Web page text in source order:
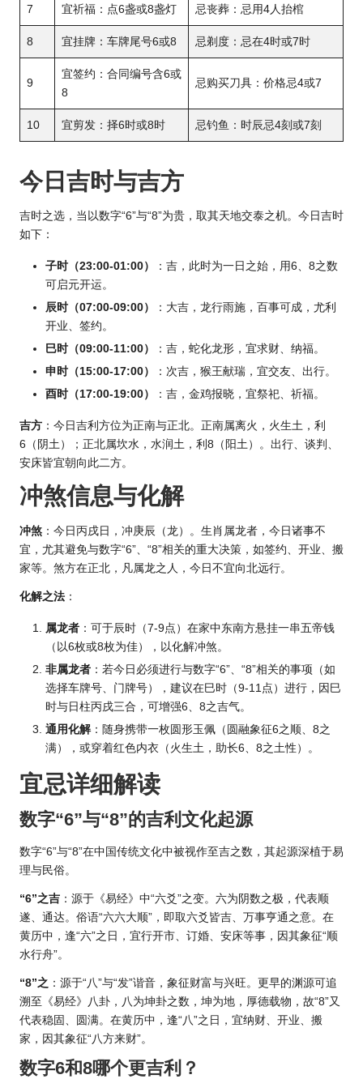
7 宜祈福：点6盏或8盏灯 忌丧葬：忌用4人抬棺
8 宜挂牌：车牌尾号6或8 忌剃度：忌在4时或7时
9
宜签约：合同编号含6或
8
忌购买刀具：价格忌4或7
10 宜剪发：择6时或8时 忌钓鱼：时辰忌4刻或7刻
今日吉时与吉方
吉时之选，当以数字“6”与“8”为贵，取其天地交泰之机。今日吉时
如下：
子时（23:00-01:00）
：吉，此时为一日之始，用6、8之数
可启元开运。
辰时（07:00-09:00）
：大吉，龙行雨施，百事可成，尤利
开业、签约。
巳时（09:00-11:00）
：吉，蛇化龙形，宜求财、纳福。
申时（15:00-17:00）
：次吉，猴王献瑞，宜交友、出行。
酉时（17:00-19:00）
：吉，金鸡报晓，宜祭祀、祈福。
吉方 ：今日吉利方位为正南与正北。正南属离火，火生土，利
6（阴土）；正北属坎水，水润土，利8（阳土）。出行、谈判、
安床皆宜朝向此二方。
冲煞信息与化解
冲煞 ：今日丙戌日，冲庚辰（龙）。 生肖 属龙者，今日诸事不
宜，尤其避免与数字“6”、“8”相关的重大决策，如签约、开业、搬
家等。煞方在正北，凡属龙之人，今日不宜向北远行。
化解之法 ：
属龙者 ：可于辰时（7-9点）在家中东南方悬挂一串五帝钱
（以6枚或8枚为佳），以化解冲煞。
非属龙者 ：若今日必须进行与数字“6”、“8”相关的事项（如
选择车牌号、门牌号），建议在巳时（9-11点）进行，因巳
时与日柱丙戌三合，可增强6、8之吉气。
通用化解：随身携带一枚圆形玉佩（圆融象征6之顺、8之
满），或穿着红色内衣（火生土，助长6、8之土性）。
宜忌详细解读
数字“6”与“8”的吉利文化起源
数字“6”与“8”在中国传统文化中被视作至吉之数，其起源深植于易
理与民俗。
“6”之吉 ：源于《易经》中“六爻”之变。六为阴数之极，代表顺
遂、通达。俗语“六六大顺”，即取六爻皆吉、万事亨通之意。在
黄历中，逢“六”之日，宜行开市、订婚、安床等事，因其象征“顺
水行舟”。
“8”之 ：源于“八”与“发”谐音，象征财富与兴旺。更早的渊源可追
溯至《易经》八卦，八为坤卦之数，坤为地，厚德载物，故“8”又
代表稳固、圆满。在黄历中，逢“八”之日，宜纳财、开业、搬
家，因其象征“八方来财”。
数字6和8哪个更吉利？